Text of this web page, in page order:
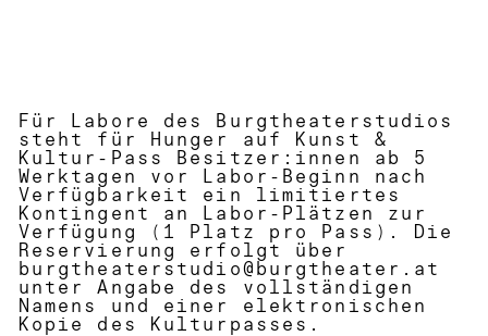
Für Labore des Burgtheaterstudios
steht für Hunger auf Kunst &
Kultur-Pass Besitzer:innen ab 5
Werktagen vor Labor-Beginn nach
Verfügbarkeit ein limitiertes
Kontingent an Labor-Plätzen zur
Verfügung (1 Platz pro Pass). Die
Reservierung erfolgt über
burgtheaterstudio@burgtheater.at
unter Angabe des vollständigen
Namens und einer elektronischen
Kopie des Kulturpasses.